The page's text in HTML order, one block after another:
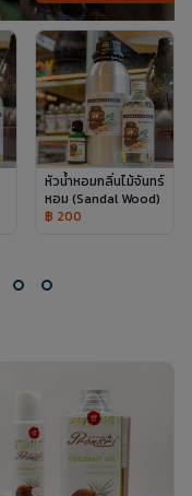
หัวน้ำหอมกลิ่นไม้จันทร์
หอม (Sandal Wood)
฿ 200